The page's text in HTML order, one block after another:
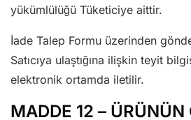
yükümlülüğü Tüketiciye aittir.
İade Talep Formu üzerinden
Satıcıya ulaştığına ilişkin teyit
elektronik ortamda iletilir.
MADDE 12 – ÜRÜNÜN